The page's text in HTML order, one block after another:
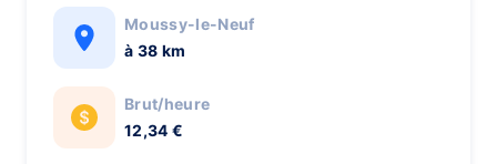
Moussy-le-Neuf
à 38 km
Brut/heure
12,34 €